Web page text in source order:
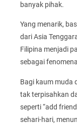
banyak pihak.
Yang menarik,
dari Asia
Filipina menjadi
sebagai
Bagi kaum muda
tak terpisahkan
seperti “add
sehari-hari,